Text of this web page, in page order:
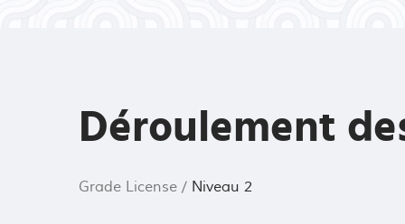
Déroulement
Grade License / Niveau 2